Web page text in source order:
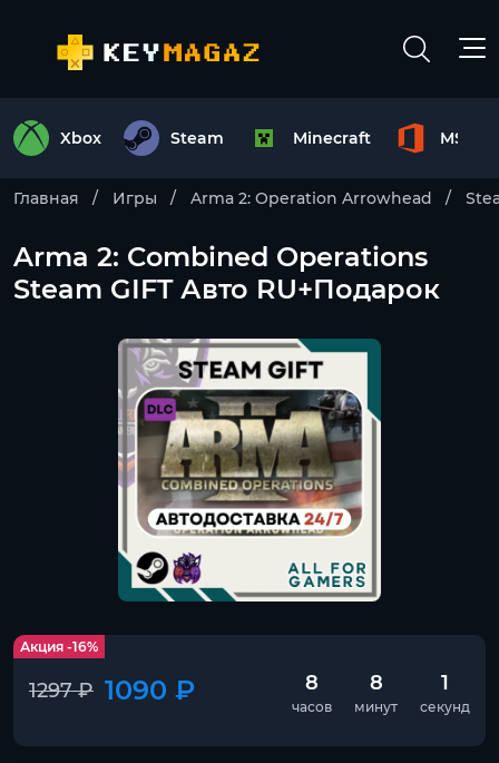
Xbox Steam Minecraft MS
Главная Игры Arma 2: Operation Arrowhead
Arma 2: Combined Operations
Steam GIFT Авто RU+Подарок
Акция -16%
1297 ₽ 1090 ₽ 8
часов
8
минут
0
секунд